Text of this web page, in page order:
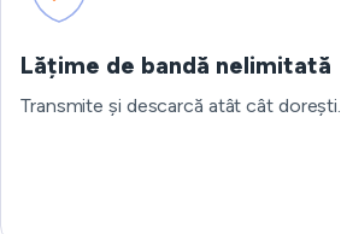
Lățime de bandă nelimitată
Transmite și descarcă atât cât dorești.